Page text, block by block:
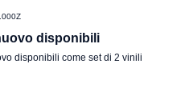
disponibili
disponibili come set di 2 vinili